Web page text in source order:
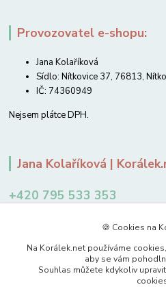
Provozovatel e-shopu:
Jana Kolaříková
Sídlo: Nítkovice 37, 76813,
IČ: 74360949
Nejsem plátce DPH.
Jana Kolaříková |
+420 795 533 353
🍪 Cookies na
Na Korálek.net používáme
aby se vám
Souhlas můžete kdykoliv